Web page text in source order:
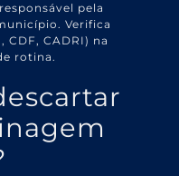
pela
Verifica
CDF, CADRI) na
rotina.